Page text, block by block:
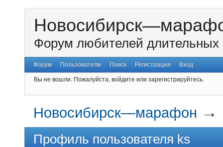
Форум любителей длительных
Форум Пользователи Поиск Регистрация Вход
Вы не вошли. Пожалуйста, войдите или зарегистрируйтесь.
Новосибирск—марафон →
Профиль пользователя ks